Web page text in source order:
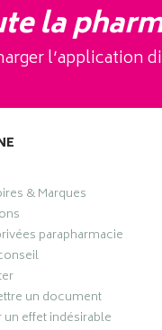
la
l’application
& Marques
parapharmacie
un document
effet indésirable